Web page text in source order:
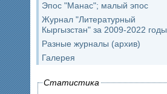
Эпос "Манас"; малый эпос
Журнал "Литературный
Кыргызстан" за 2009-2022 годы
Разные журналы (архив)
Галерея
Статистика